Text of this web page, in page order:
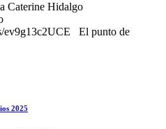
Caterine Hidalgo
ev9g13c2UCE El punto de
2025